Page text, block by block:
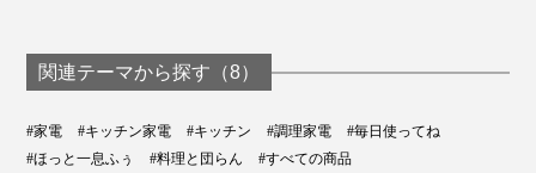
関連テーマから探す（8）
#家電 #キッチン家電 #キッチン #調理家電
#毎日使ってね
#ほっと一息ふぅ
#料理と団らん #すべての商品